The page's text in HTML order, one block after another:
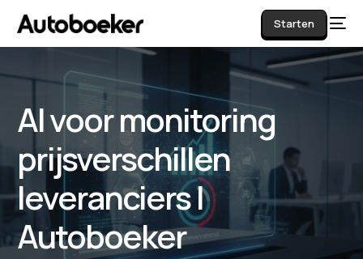
Starten
AI voor monitoring
prijsverschillen
leveranciers |
Autoboeker